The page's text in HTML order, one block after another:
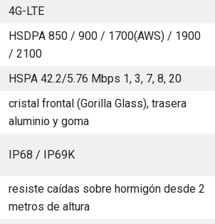
4G-LTE
HSDPA 850 / 900 / 1700(AWS) / 1900
/ 2100
HSPA 42.2/5.76 Mbps 1, 3, 7, 8, 20
cristal frontal (Gorilla Glass), trasera
aluminio y goma
IP68 / IP69K
resiste caídas sobre hormigón desde 2
metros de altura